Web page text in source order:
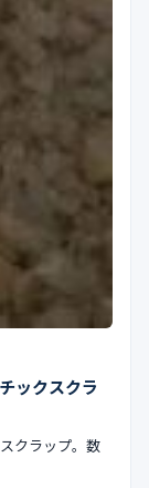
ックスクラ
クラップ。数